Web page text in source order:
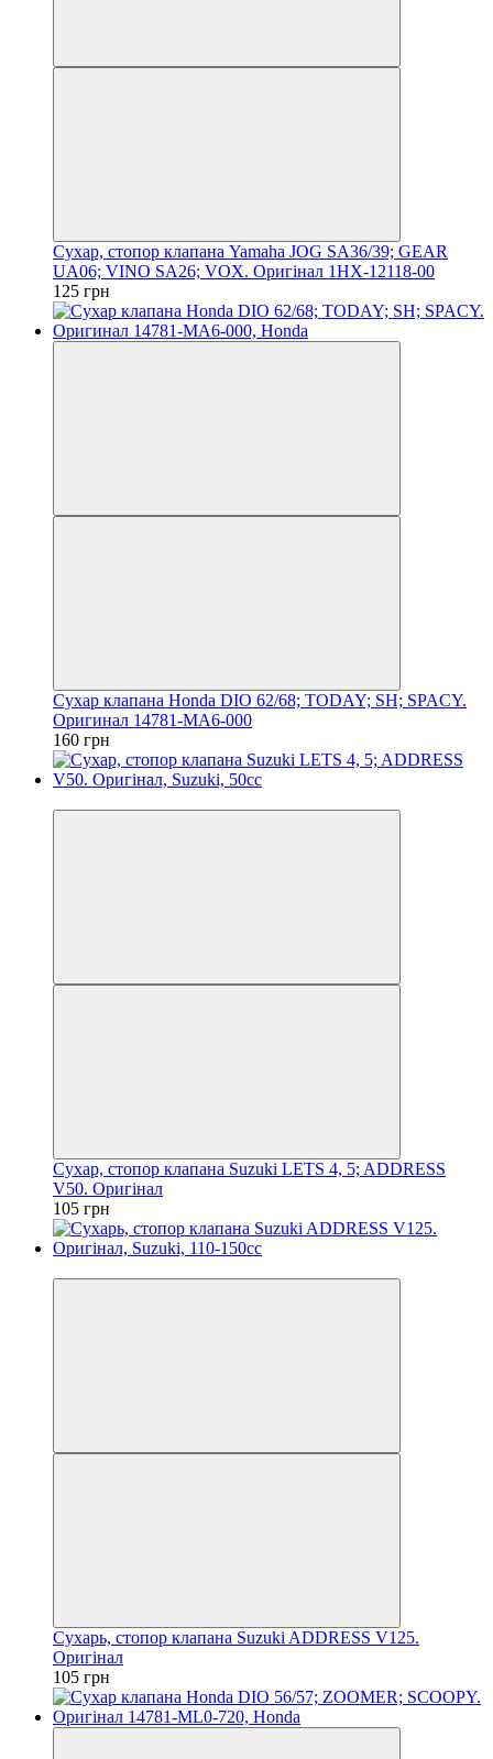
Сухар, стопор клапана Yamaha JOG SA36/39; GEAR
UA06; VINO SA26; VOX. Оригінал 1HX-12118-00
125 грн
Сухар клапана Honda DIO 62/68; TODAY; SH; SPACY.
Оригинал 14781-MA6-000
160 грн
Сухар, стопор клапана Suzuki LETS 4, 5; ADDRESS
V50. Оригінал
105 грн
Сухарь, стопор клапана Suzuki ADDRESS V125.
Оригінал
105 грн